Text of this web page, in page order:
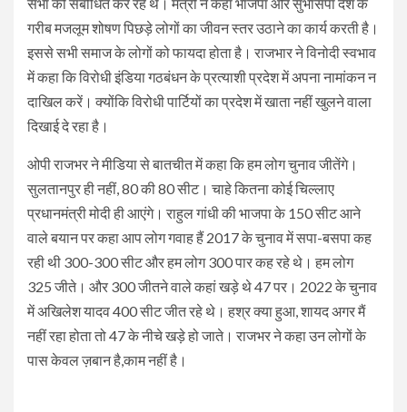
गरीब मजलूम शोषण पिछड़े लोगों का जीवन स्तर उठाने का कार्य करती है।
इससे सभी समाज के लोगों को फायदा होता है। राजभार ने विनोदी स्वभाव
में कहा कि विरोधी इंडिया गठबंधन के प्रत्याशी प्रदेश में अपना नामांकन न
दाखिल करें। क्योंकि विरोधी पार्टियों का प्रदेश में खाता नहीं खुलने वाला
दिखाई दे रहा है।
ओपी राजभर ने मीडिया से बातचीत में कहा कि हम लोग चुनाव जीतेंगे।
सुलतानपुर ही नहीं, 80 की 80 सीट। चाहे कितना कोई चिल्लाए
प्रधानमंत्री मोदी ही आएंगे। राहुल गांधी की भाजपा के 150 सीट आने
वाले बयान पर कहा आप लोग गवाह हैं 2017 के चुनाव में सपा-बसपा कह
रही थी 300-300 सीट और हम लोग 300 पार कह रहे थे। हम लोग
325 जीते। और 300 जीतने वाले कहां खड़े थे 47 पर। 2022 के चुनाव
में अखिलेश यादव 400 सीट जीत रहे थे। हश्र क्या हुआ, शायद अगर मैं
नहीं रहा होता तो 47 के नीचे खड़े हो जाते। राजभर ने कहा उन लोगों के
पास केवल ज़बान है,काम नहीं है।